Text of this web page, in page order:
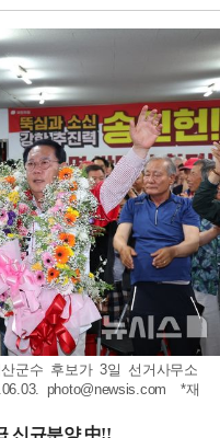
군수 후보가 3일 선거사무소
photo@newsis.com *재